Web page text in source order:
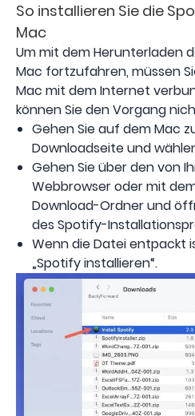
So installieren Sie die
Mac
Um mit dem Herunterladen
Mac fortzufahren, müssen
Mac mit dem Internet
können Sie den Vorgang
Gehen Sie auf dem Mac
Downloadseite und
Gehen Sie über den von
Webbrowser oder mit
Download-Ordner und
des Spotify-
Wenn die Datei entpackt
„Spotify installieren“.